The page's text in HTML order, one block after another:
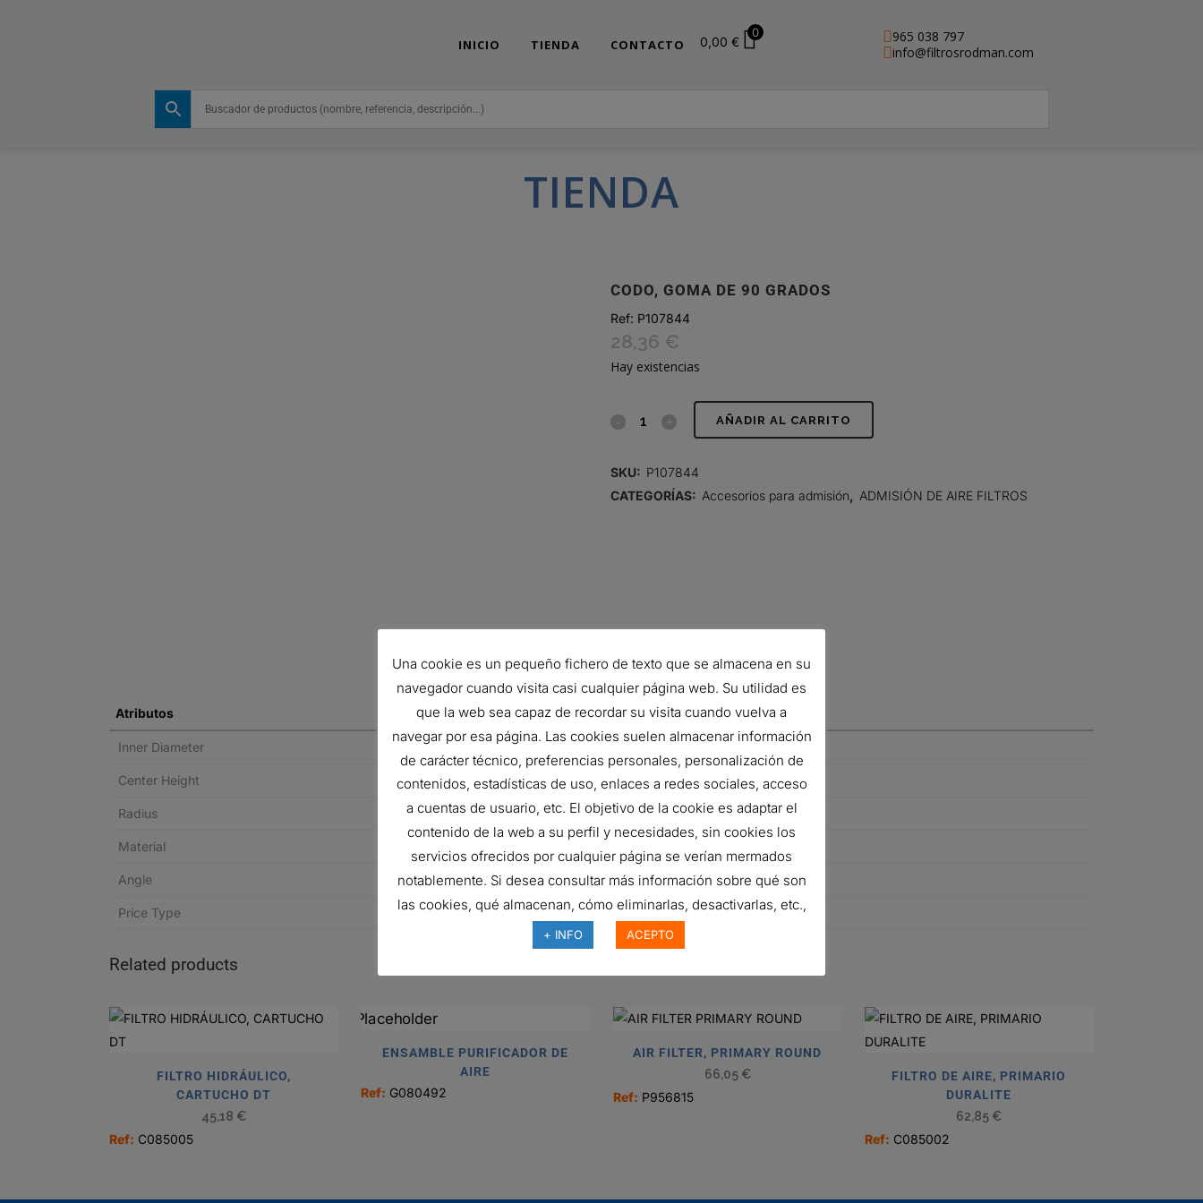
965 038 797
info@filtrosrodman.com
INICIO TIENDA CONTACTO 0,00 €
0
TIENDA
CODO, GOMA DE 90 GRADOS
Ref: P107844
28,36 €
Hay existencias
CODO, AÑADIR AL CARRITO
SKU: P107844
CATEGORÍAS: Accesorios para admisión ADMISIÓN DE AIRE FILTROS
Atributos
Inner Diameter 127 mm
Center Height 155.4 mm
Radius 114 mm
Material
Angle 90 Degrees
Price Type H
Related products
FILTRO HIDRÁULICO,
CARTUCHO DT
45,18 €
Ref: C085005
ENSAMBLE PURIFICADOR DE
AIRE
Ref: G080492
AIR FILTER, PRIMARY ROUND
66,05 €
Ref: P956815
FILTRO DE AIRE, PRIMARIO
DURALITE
62,85 €
Ref: C085002
Una cookie es un pequeño fichero de texto que se almacena en su
navegador cuando visita casi cualquier página web. Su utilidad es
que la web sea capaz de recordar su visita cuando vuelva a
navegar por esa página. Las cookies suelen almacenar información
de carácter técnico, preferencias personales, personalización de
contenidos, estadísticas de uso, enlaces a redes sociales, acceso
a cuentas de usuario, etc. El objetivo de la cookie es adaptar el
contenido de la web a su perfil y necesidades, sin cookies los
servicios ofrecidos por cualquier página se verían mermados
notablemente. Si desea consultar más información sobre qué son
las cookies, qué almacenan, cómo eliminarlas, desactivarlas, etc.,
+ INFO ACEPTO